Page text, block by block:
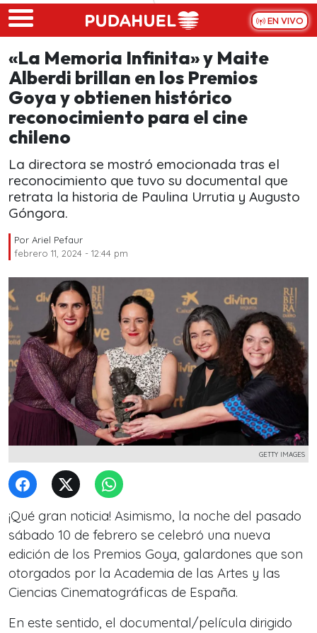
Skip to main content
EN VIVO
«La Memoria Infinita» y Maite
Alberdi brillan en los Premios
Goya y obtienen histórico
reconocimiento para el cine
chileno
La directora se mostró emocionada tras el
reconocimiento que tuvo su documental que
retrata la historia de Paulina Urrutia y Augusto
Góngora.
Por Ariel Pefaur
febrero 11, 2024 - 12:44 pm
GETTY IMAGES
¡Qué gran noticia! Asimismo, la noche del pasado
sábado 10 de febrero se celebró una nueva
edición de los Premios Goya, galardones que son
otorgados por la Academia de las Artes y las
Ciencias Cinematográficas de España.
En este sentido, el documental/película dirigido